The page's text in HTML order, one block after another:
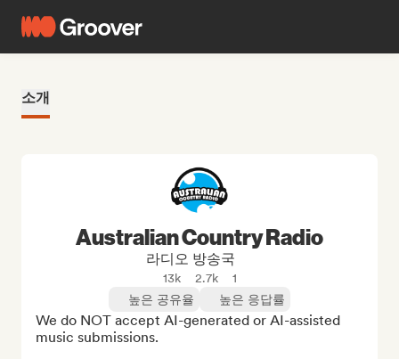
소개
Australian Country Radio
라디오 방송국
13k 2.7k
1
높은 공유율
높은 응답률
We do NOT accept AI-generated or AI-assisted
music submissions.